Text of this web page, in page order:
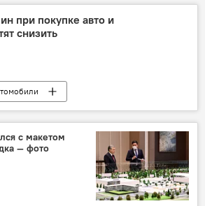
при покупке авто и
снизить
с макетом
— фото